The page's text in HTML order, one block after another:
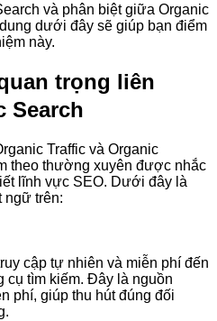
và phân biệt giữa Organic
dưới đây sẽ giúp bạn điểm
này.
trọng liên
Search
Traffic và Organic
theo thường xuyên được nhắc
lĩnh vực SEO. Dưới đây là
ngữ trên:
cập tự nhiên và miễn phí đến
cụ tìm kiếm. Đây là nguồn
phí, giúp thu hút đúng đối